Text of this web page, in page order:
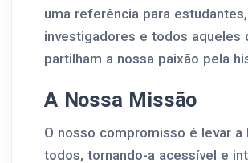
uma referência para estudantes,
investigadores e todos aqueles
partilham a nossa paixão pela
A Nossa Missão
O nosso compromisso é levar a
todos, tornando-a acessível e